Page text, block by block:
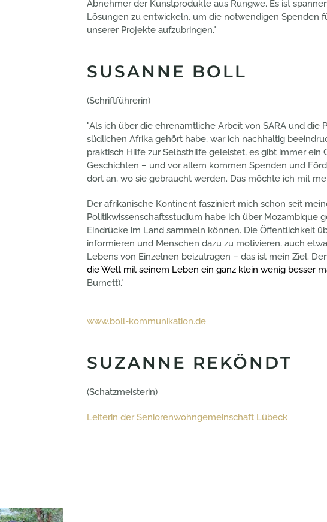
Abnehmer der Kunstprodukte aus Rungwe. Es ist
Lösungen zu entwickeln, um die notwendigen Spenden
unserer Projekte aufzubringen."
SUSANNE BOLL
(Schriftführerin)
"Als ich über die ehrenamtliche Arbeit von SARA und die
südlichen Afrika gehört habe, war ich nachhaltig
praktisch Hilfe zur Selbsthilfe geleistet, es gibt immer ein
Geschichten – und vor allem kommen Spenden und
dort an, wo sie gebraucht werden. Das möchte ich mit
Der afrikanische Kontinent fasziniert mich schon seit
Politikwissenschaftsstudium habe ich über Mozambique
Eindrücke im Land sammeln können. Die Öffentlichkeit
informieren und Menschen dazu zu motivieren, auch
Lebens von Einzelnen beizutragen – das ist mein Ziel.
die Welt mit seinem Leben ein ganz klein wenig besser
Burnett)."
www.boll-kommunikation.de
SUZANNE REKÖNDT
(Schatzmeisterin)
Leiterin der Seniorenwohngemeinschaft Lübeck